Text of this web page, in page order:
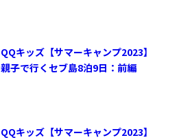
QQキッズ【サマーキャンプ2023】
親子で行くセブ島8泊9日：前編
QQキッズ【サマーキャンプ2023】